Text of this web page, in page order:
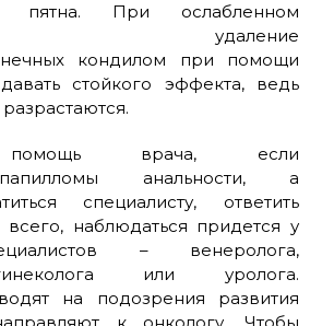
пятна. При ослабленном
удаление
кондилом при помощи
стойкого эффекта, ведь
помощь врача, если
анальности, а
специалисту, ответить
наблюдаться придется у
– венеролога,
или уролога.
на подозрения развития